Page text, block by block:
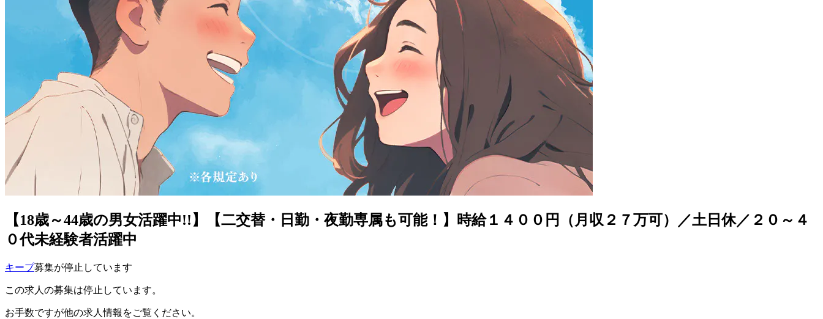
【18歳～44歳の男女活躍中!!】【二交替・日勤・夜勤専属も可能！】時給１４００円（月収２７万可）／土日休／２０～４
０代未経験者活躍中
キープ募集が停止しています
この求人の募集は停止しています。
お手数ですが他の求人情報をご覧ください。